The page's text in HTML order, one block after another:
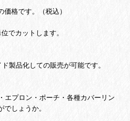
格です。（税込）
でカットします。
製品化しての販売が可能です。
プロン・ポーチ・各種カバーリン
しょうか。